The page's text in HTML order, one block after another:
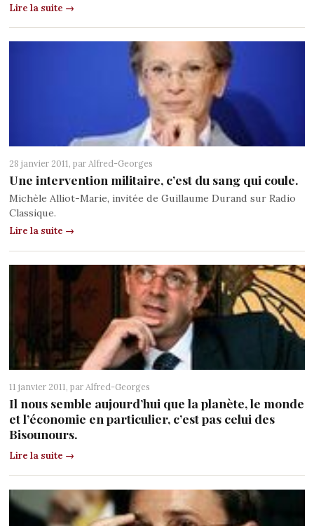
Lire la suite →
28 janvier 2011, par Alfred-Georges
Une intervention militaire, c’est du sang qui coule.
Michèle Alliot-Marie, invitée de Guillaume Durand sur Radio
Classique.
Lire la suite →
11 janvier 2011, par Alfred-Georges
Il nous semble aujourd’hui que la planète, le monde
et l’économie en particulier, c’est pas celui des
Bisounours.
Lire la suite →